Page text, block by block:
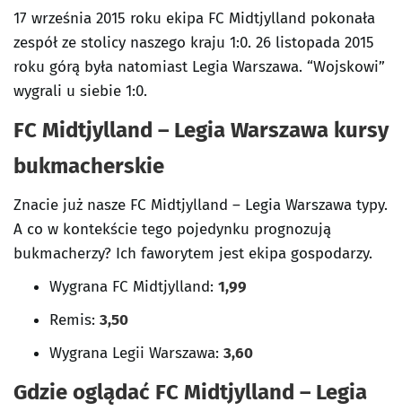
17 września 2015 roku ekipa FC Midtjylland pokonała
zespół ze stolicy naszego kraju 1:0. 26 listopada 2015
roku górą była natomiast Legia Warszawa. “Wojskowi”
wygrali u siebie 1:0.
FC Midtjylland – Legia Warszawa kursy
bukmacherskie
Znacie już nasze FC Midtjylland – Legia Warszawa typy.
A co w kontekście tego pojedynku prognozują
bukmacherzy? Ich faworytem jest ekipa gospodarzy.
Wygrana FC Midtjylland: 1,99
Remis: 3,50
Wygrana Legii Warszawa: 3,60
Gdzie oglądać FC Midtjylland – Legia